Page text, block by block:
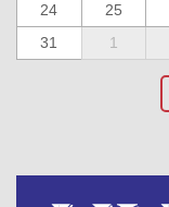
24
25
31
1